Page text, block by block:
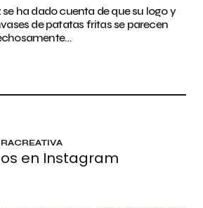
se ha dado cuenta de que su logo y
de patatas fritas se parecen
en Instagram